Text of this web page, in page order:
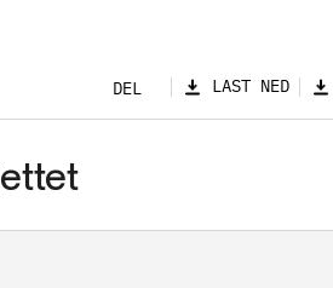
DEL LAST NED